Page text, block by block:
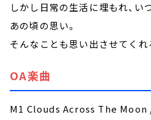
しかし日常の生活に埋もれ、い
あの頃の思い。
そんなことも思い出させてくれ
OA楽曲
M1 Clouds Across The Moon